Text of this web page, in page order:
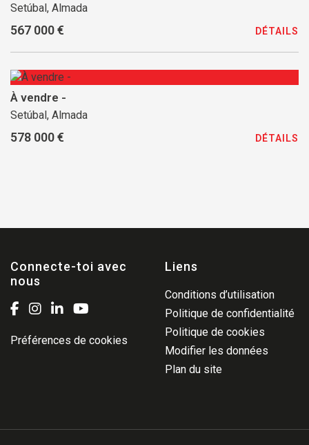
Setúbal, Almada
567 000 € DÉTAILS
À vendre -
Setúbal, Almada
578 000 € DÉTAILS
Connecte-toi avec
nous
Préférences de cookies
Liens
Conditions d’utilisation
Politique de confidentialité
Politique de cookies
Modifier les données
Plan du site